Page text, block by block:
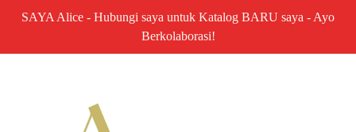
SAYA Alice - Hubungi saya untuk Katalog BARU saya - Ayo
Berkolaborasi!